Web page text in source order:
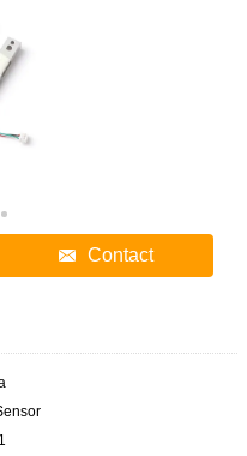
Contact